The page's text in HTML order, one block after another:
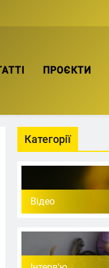
ПРОЄКТИ
Категорії
Відео